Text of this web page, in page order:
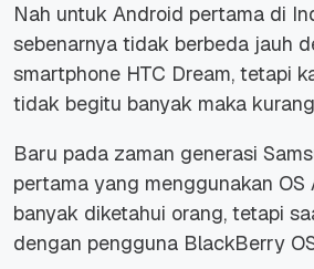
Nah untuk Android pertama di
sebenarnya tidak berbeda jauh
smartphone HTC Dream, tetapi
tidak begitu banyak maka
Baru pada zaman generasi
pertama yang menggunakan OS
banyak diketahui orang, tetapi
dengan pengguna BlackBerry